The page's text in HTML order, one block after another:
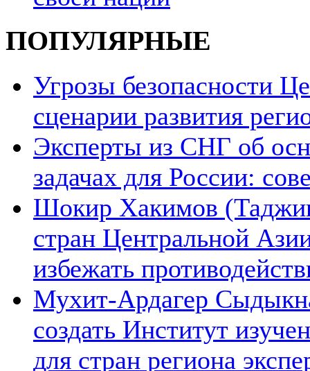
ПОПУЛЯРНЫЕ
Угрозы безопасности
сценарии развития
Эксперты из СНГ об
задачах для России:
Шокир Хакимов
стран Центральной
избежать
Мухит-Ардагер
создать Институт
для стран региона